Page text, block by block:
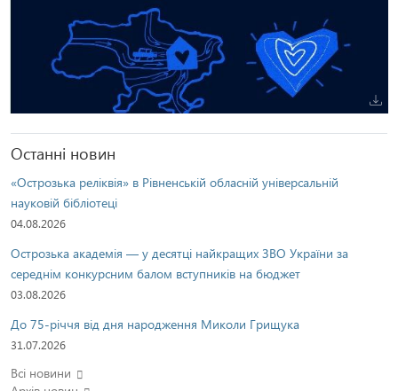
Останні новин
«Острозька реліквія» в Рівненській обласній універсальній
науковій бібліотеці
04.08.2026
Острозька академія — у десятці найкращих ЗВО України за
середнім конкурсним балом вступників на бюджет
03.08.2026
До 75-річчя від дня народження Миколи Грищука
31.07.2026
Всі новини